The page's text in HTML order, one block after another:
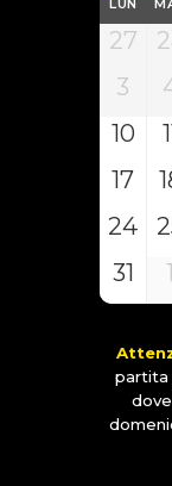
LUN
27
3
10
17
24
31
1
partita